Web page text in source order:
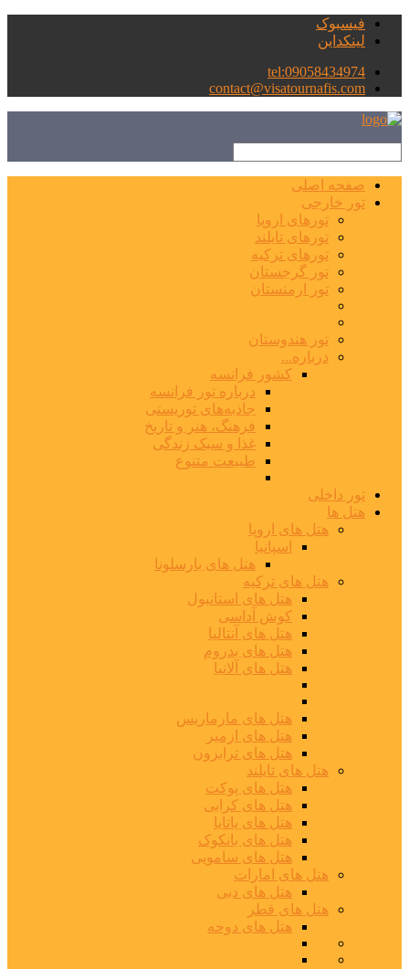
فیسبوک
لینکداین
tel:09058434974
contact@visatournafis.com
صفحه اصلی
تور خارجی
تورهای اروپا
تورهای تایلند
تورهای ترکیه
تور گرجستان
تور ارمنستان
تور هندوستان
درباره...
کشور فرانسه
درباره تور فرانسه
جاذبه‌های توریستی
فرهنگ، هنر و تاریخ
غذا و سبک زندگی
طبیعت متنوع
تور داخلی
هتل ها
هتل های اروپا
اسپانیا
هتل های بارسلونا
هتل های ترکیه
هتل های استانبول
کوش آداسی
هتل های آنتالیا
هتل های بدروم
هتل های آلانیا
هتل های مارماریس
هتل های ازمیر
هتل های ترابزون
هتل های تایلند
هتل های پوکت
هتل های کرابی
هتل های پاتایا
هتل های بانکوک
هتل های سامویی
هتل های امارات
هتل های دبی
هتل های قطر
هتل های دوحه